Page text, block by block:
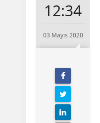
12:34
03 Mayıs 2020